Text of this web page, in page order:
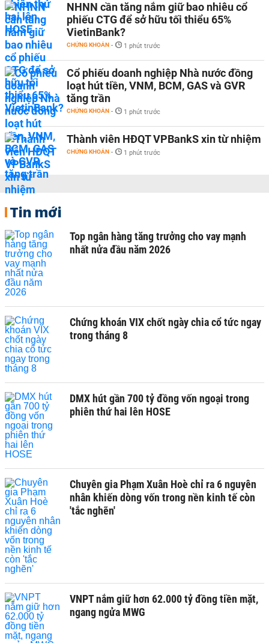
NHNN cần tăng nắm giữ bao nhiêu cổ
phiếu CTG để sở hữu tối thiểu 65%
VietinBank?
CHỨNG KHOÁN - 1 phút trước
Cổ phiếu doanh nghiệp Nhà nước đồng
loạt hút tiền, VNM, BCM, GAS và GVR
tăng trần
CHỨNG KHOÁN - 1 phút trước
Thành viên HĐQT VPBankS xin từ nhiệm
CHỨNG KHOÁN - 1 phút trước
Tin mới
Top ngân hàng tăng trưởng cho vay mạnh
nhất nửa đầu năm 2026
Chứng khoán VIX chốt ngày chia cổ tức ngay
trong tháng 8
DMX hút gần 700 tỷ đồng vốn ngoại trong
phiên thứ hai lên HOSE
Chuyên gia Phạm Xuân Hoè chỉ ra 6 nguyên
nhân khiến dòng vốn trong nền kinh tế còn
'tắc nghẽn'
VNPT nắm giữ hơn 62.000 tỷ đồng tiền mặt,
ngang ngửa MWG